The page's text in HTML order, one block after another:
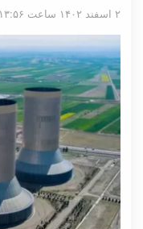
۲ اسفند ۱۴۰۲ ساعت ۱۳:۵۶